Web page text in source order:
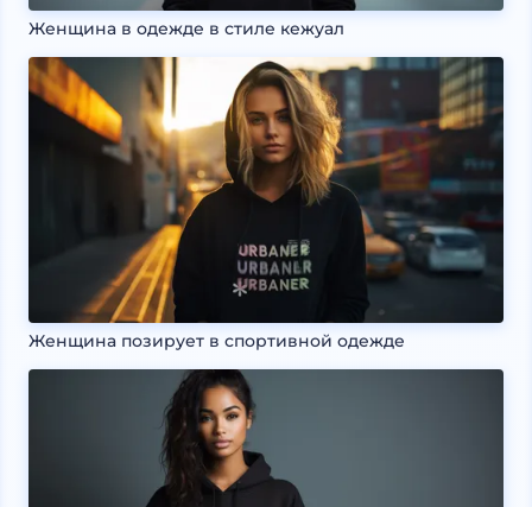
Женщина в одежде в стиле кежуал
Женщина позирует в спортивной одежде